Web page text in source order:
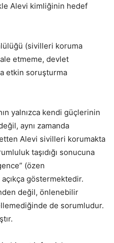
Alevi kimliğinin hedef
(sivilleri koruma
etmeme, devlet
etkin soruşturma
yalnızca kendi güçlerinin
aynı zamanda
Alevi sivilleri korumakta
taşıdığı sonucuna
(özen
göstermektedir.
değil, önlenebilir
de sorumludur.